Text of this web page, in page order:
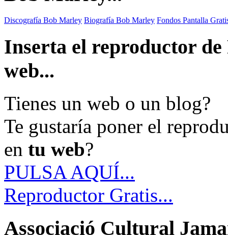
Discografía Bob Marley Biografía Bob Marley Fondos Pantalla
Inserta el reproductor de
web...
Tienes un web o un blog?
Te gustaría poner el
en tu web?
PULSA AQUÍ...
Reproductor Gratis...
Associació Cultural